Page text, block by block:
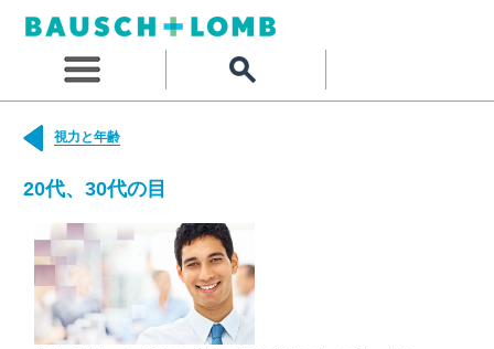
視力と年齢
20代、30代の目